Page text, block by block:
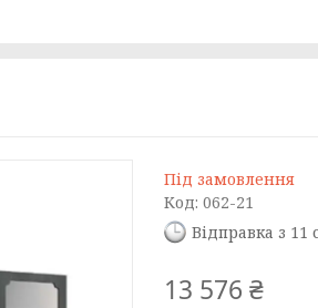
Під замовлення
Код: 062-21
Відправка з 11
13 576 ₴